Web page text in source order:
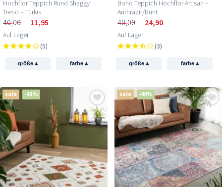
Hochflor Teppich Rund Shaggy
Trend – Türkis
40,00 11,95
Auf Lager
(5)
größe▴ farbe ▴
Boho Teppich Hochflor Artisan –
Anthrazit/Bunt
40,00 24,90
Auf Lager
(3)
größe▴ farbe ▴
sale -43% sale -40%